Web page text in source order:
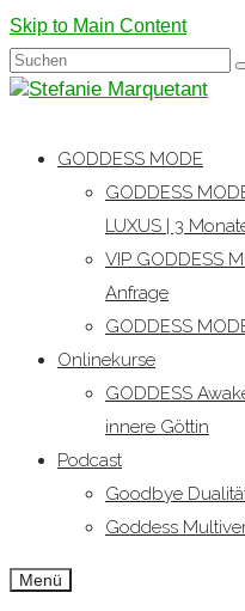
Skip to Main Content
Suchen
nach:
GODDESS MODE
GODDESS
LUXUS | 3
VIP GODDESS
Anfrage
GODDESS
Onlinekurse
GODDESS
innere Göttin
Podcast
Goodbye
Goddess
Menü